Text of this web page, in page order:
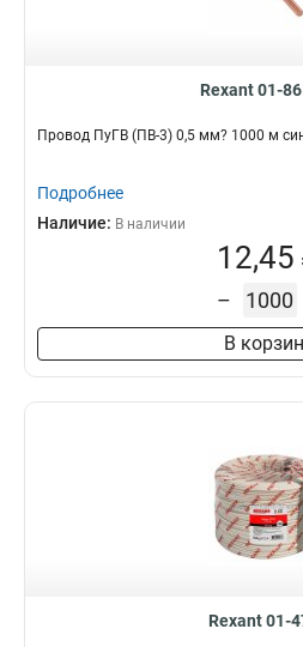
Rexant 01-
Провод ПуГВ (ПВ-3) 0,5 мм? 1000 м
Подробнее
Наличие: В наличии
12,45
–
В
Rexant 01-